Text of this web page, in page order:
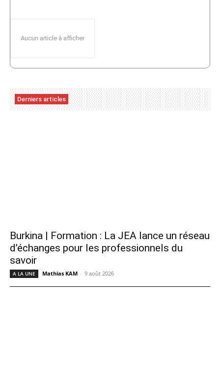
Aucun article à afficher
Derniers articles
Burkina | Formation : La JEA lance un réseau
d’échanges pour les professionnels du
savoir
A LA UNE Mathias KAM - 9 août 2026